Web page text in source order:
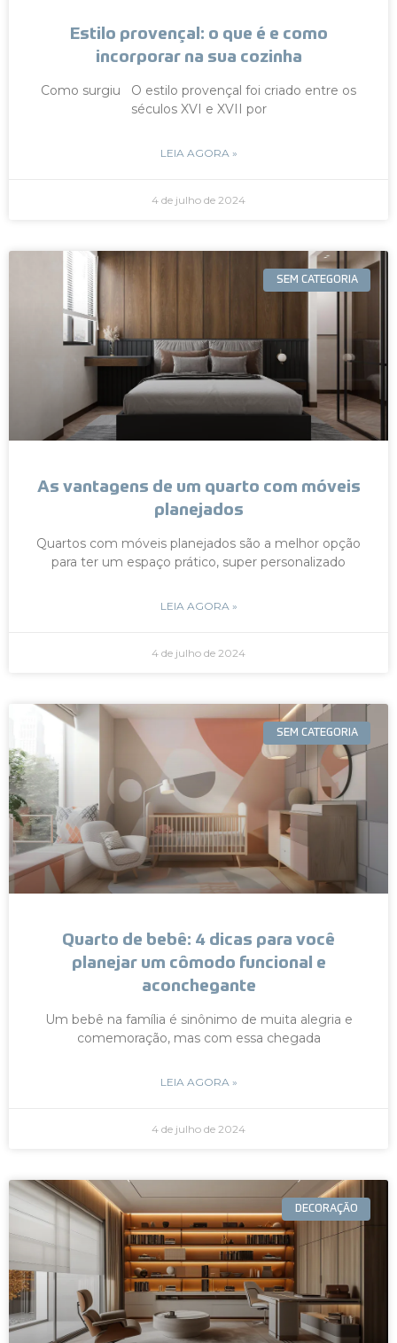
Estilo provençal: o que é e como
incorporar na sua cozinha
Como surgiu O estilo provençal foi criado entre os
séculos XVI e XVII por
LEIA AGORA »
4 de julho de 2024
SEM CATEGORIA
As vantagens de um quarto com móveis
planejados
Quartos com móveis planejados são a melhor opção
para ter um espaço prático, super personalizado
LEIA AGORA »
4 de julho de 2024
SEM CATEGORIA
Quarto de bebê: 4 dicas para você
planejar um cômodo funcional e
aconchegante
Um bebê na família é sinônimo de muita alegria e
comemoração, mas com essa chegada
LEIA AGORA »
4 de julho de 2024
DECORAÇÃO